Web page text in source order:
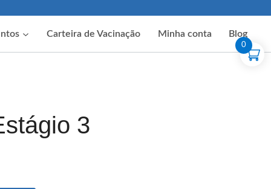
Carteira de Vacinação Minha conta Blog
3
0